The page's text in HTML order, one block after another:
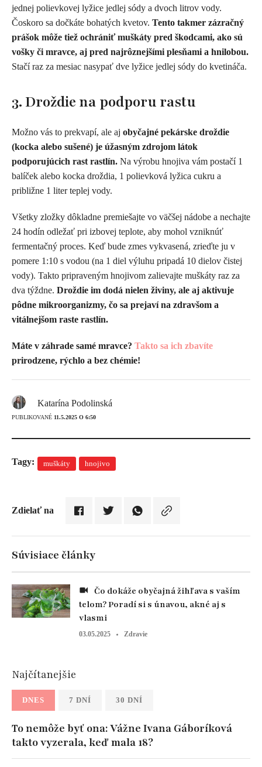
jednej polievkovej lyžice jedlej sódy a dvoch litrov vody.
Čoskoro sa dočkáte bohatých kvetov. Tento takmer zázračný
prášok môže tiež ochrániť muškáty pred škodcami, ako sú
vošky či mravce, aj pred najrôznejšími plesňami a hnilobou.
Stačí raz za mesiac nasypať dve lyžice jedlej sódy do kvetináča.
3. Droždie na podporu rastu
Možno vás to prekvapí, ale aj obyčajné pekárske droždie
(kocka alebo sušené) je úžasným zdrojom látok
podporujúcich rast rastlín. Na výrobu hnojiva vám postačí 1
balíček alebo kocka droždia, 1 polievková lyžica cukru a
približne 1 liter teplej vody.
Všetky zložky dôkladne premiešajte vo väčšej nádobe a nechajte
24 hodín odležať pri izbovej teplote, aby mohol vzniknúť
fermentačný proces. Keď bude zmes vykvasená, zrieďte ju v
pomere 1:10 s vodou (na 1 diel výluhu pripadá 10 dielov čistej
vody). Takto pripraveným hnojivom zalievajte muškáty raz za
dva týždne. Droždie im dodá nielen živiny, ale aj aktivuje
pôdne mikroorganizmy, čo sa prejaví na zdravšom a
vitálnejšom raste rastlín.
Máte v záhrade samé mravce? Takto sa ich zbavíte
prirodzene, rýchlo a bez chémie!
Katarína Podolinská
PUBLIKOVANÉ 11.5.2025 O 6:50
Tagy: muškáty hnojivo
Zdielať na
Súvisiace články
telom? Poradí si s únavou, akné aj s
vlasmi
03.05.2025 Zdravie
Najčítanejšie
DNES 7 DNÍ 30 DNÍ
To nemôže byť ona: Vážne Ivana Gáboríková
takto vyzerala, keď mala 18?